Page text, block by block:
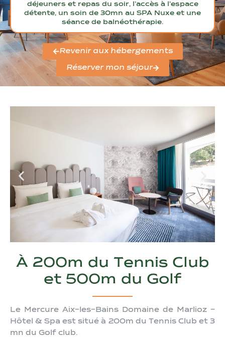
déjeuners et repas du soir, l’accès à l’espace
détente, un soin de 30mn au SPA Nuxe et une
séance de balnéothérapie.
Revenir aux hébergements
Réserver mon séjour
À 200m du Tennis Club
et 500m du Golf
Le Mercure Aix-les-Bains Domaine de Marlioz –
Hôtel & Spa est situé à 200m du Tennis Club et 3
mn du Golf club.